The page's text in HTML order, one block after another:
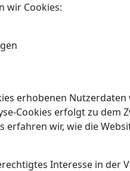
wir Cookies:
erhobenen
Cookies erfolgt zu dem
erfahren wir, wie die
Interesse in der